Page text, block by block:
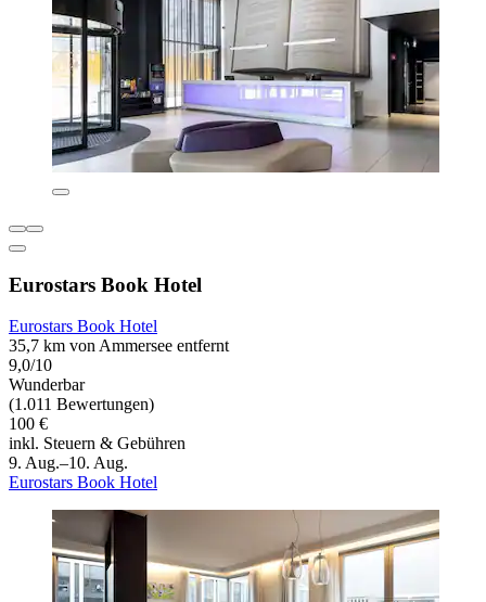
Eurostars Book Hotel
Eurostars Book Hotel
35,7 km von Ammersee entfernt
9,0/10
Wunderbar
(1.011 Bewertungen)
100 €
inkl. Steuern & Gebühren
9. Aug.–10. Aug.
Eurostars Book Hotel